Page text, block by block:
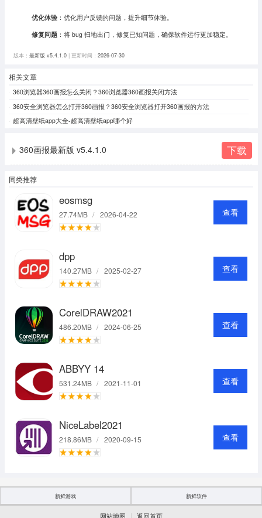
优化体验 ：优化用户反馈的问题，提升细节体验。
修复问题 ：将 bug 扫地出门，修复已知问题，确保软件运行更加稳定。
版本： 最新版 v5.4.1.0| 更新时间： 2026-07-30
相关文章
360浏览器360画报怎么关闭？360浏览器360画报关闭方法
360安全浏览器怎么打开360画报？360安全浏览器打开360画报的方法
超高清壁纸app大全-超高清壁纸app哪个好
360画报最新版 v5.4.1.0 下载
同类推荐
eosmsg
27.74MB / 2026-04-22 查看
dpp
140.27MB / 2025-02-27 查看
CorelDRAW2021
486.20MB / 2024-06-25 查看
ABBYY 14
531.24MB / 2021-11-01 查看
NiceLabel2021
218.86MB / 2020-09-15 查看
新鲜游戏 新鲜软件
网站地图 | 返回首页